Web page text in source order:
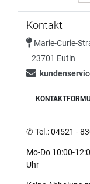
Kontakt
Marie-Curie-
23701 Eutin
✆Tel.: 04521 -
Mo-Do 10:00-
Uhr